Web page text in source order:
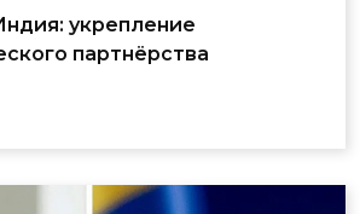
укрепление
партнёрства